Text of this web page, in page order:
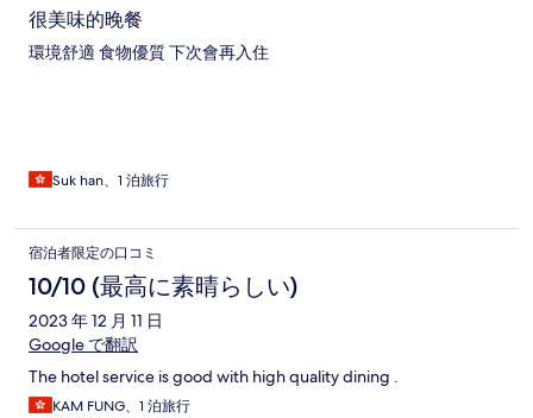
很美味的晚餐
環境舒適 食物優質 下次會再入住
Suk han、1 泊旅行
宿泊者限定の口コミ
10/10 (最高に素晴らしい)
2023 年 12 月 11 日
Google で翻訳
The hotel service is good with high quality dining .
KAM FUNG、1 泊旅行